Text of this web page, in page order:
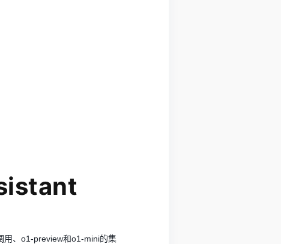
用、o1-preview和o1-mini的集